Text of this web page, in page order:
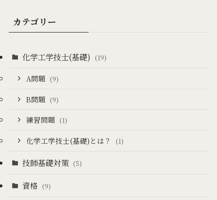
カテゴリー
化学工学技士(基礎) (19)
A問題 (9)
B問題 (9)
練習問題 (1)
化学工学技士(基礎)とは？ (1)
技師基礎対策 (5)
資格 (9)